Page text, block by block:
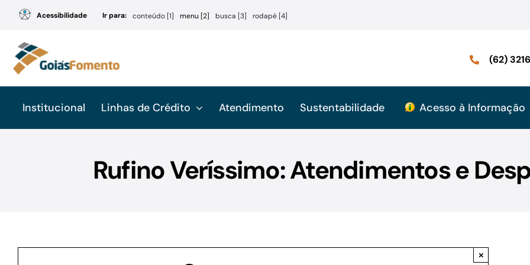
conteúdo
Acessibilidade Ir para: conteúdo [1] menu [2] busca [3] rodapé [4]
(62)
Institucional Linhas de Crédito Atendimento Sustentabilidade Acesso à Informação
Rufino Veríssimo: Atendimentos e
×